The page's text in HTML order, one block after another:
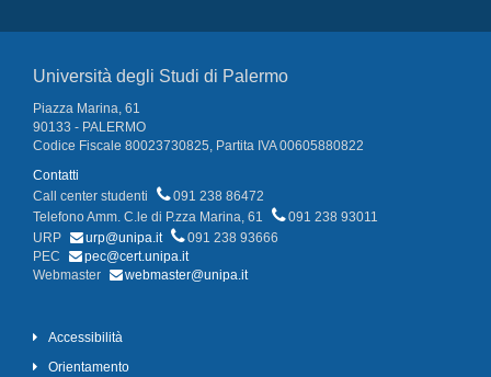
Università degli Studi di Palermo
Piazza Marina, 61
90133 - PALERMO
Codice Fiscale 80023730825, Partita IVA 00605880822
Contatti
Call center studenti
091 238 86472
Telefono Amm. C.le di P.zza Marina, 61
091 238 93011
URP
urp@unipa.it
091 238 93666
PEC
pec@cert.unipa.it
Webmaster
webmaster@unipa.it
Accessibilità
Orientamento